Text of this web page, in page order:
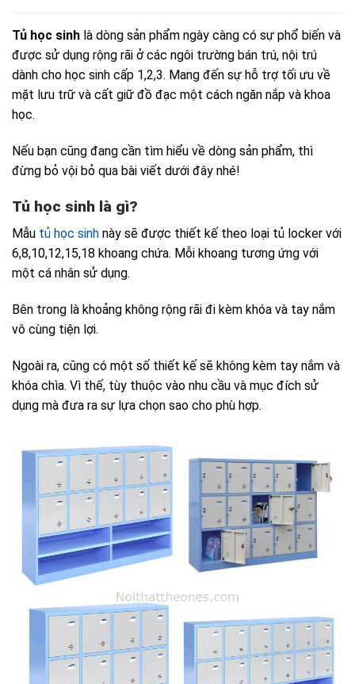
Tủ học sinh là dòng sản phẩm ngày càng có sự phổ biến và
được sử dụng rộng rãi ở các ngôi trường bán trú, nội trú
dành cho học sinh cấp 1,2,3. Mang đến sự hỗ trợ tối ưu về
mặt lưu trữ và cất giữ đồ đạc một cách ngăn nắp và khoa
học.
Nếu bạn cũng đang cần tìm hiểu về dòng sản phẩm, thì
đừng bỏ vội bỏ qua bài viết dưới đây nhé!
Tủ học sinh là gì?
Mẫu tủ học sinh này sẽ được thiết kế theo loại tủ locker với
6,8,10,12,15,18 khoang chứa. Mỗi khoang tương ứng với
một cá nhân sử dụng.
Bên trong là khoảng không rộng rãi đi kèm khóa và tay nắm
vô cùng tiện lợi.
Ngoài ra, cũng có một số thiết kế sẽ không kèm tay nắm và
khóa chìa. Vì thế, tùy thuộc vào nhu cầu và mục đích sử
dụng mà đưa ra sự lựa chọn sao cho phù hợp.